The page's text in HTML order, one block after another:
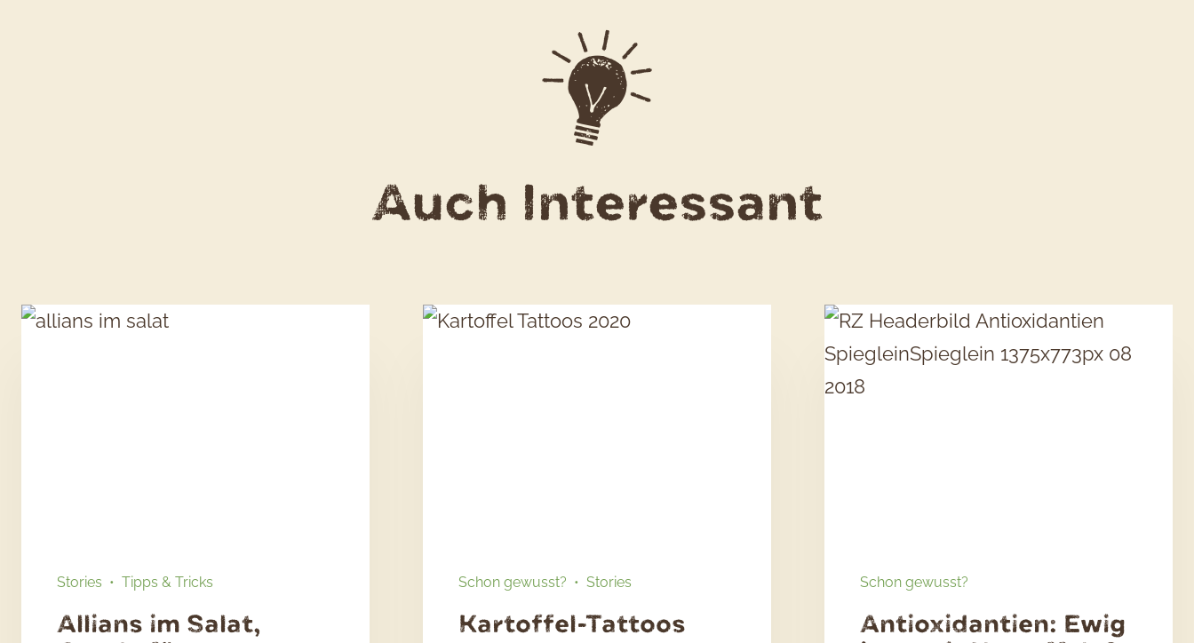
Auch Interessant
Stories • Tipps & Tricks
Allians im Salat,
Schon gewusst? • Stories
Kartoffel-Tattoos
Schon gewusst?
Antioxidantien: Ewig